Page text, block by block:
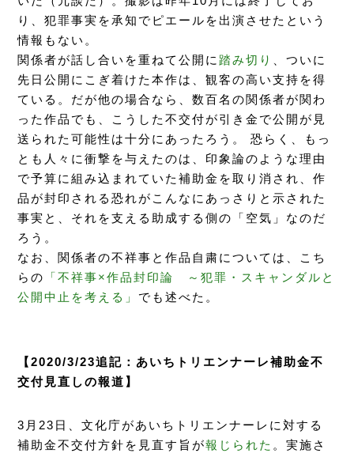
り、犯罪事実を承知でピエールを出演させたという
情報もない。
関係者が話し合いを重ねて公開に 踏み切り
、ついに
先日公開にこぎ着けた本作は、観客の高い支持を得
ている。だが他の場合なら、数百名の関係者が関わ
った作品でも、こうした不交付が引き金で公開が見
送られた可能性は十分にあったろう。 恐らく、もっ
とも人々に衝撃を与えたのは、印象論のような理由
で予算に組み込まれていた補助金を取り消され、作
品が封印される恐れがこんなにあっさりと示された
事実と、それを支える助成する側の「空気」なのだ
ろう。
なお、関係者の不祥事と作品自粛については、こち
らの
「不祥事×作品封印論 ～犯罪・スキャンダルと
公開中止を考える」 でも述べた。
【2020/3/23追記：あいちトリエンナーレ補助金不
交付見直しの報道】
3月23日、文化庁があいちトリエンナーレに対する
補助金不交付方針を見直す旨が報じられた 。実施さ